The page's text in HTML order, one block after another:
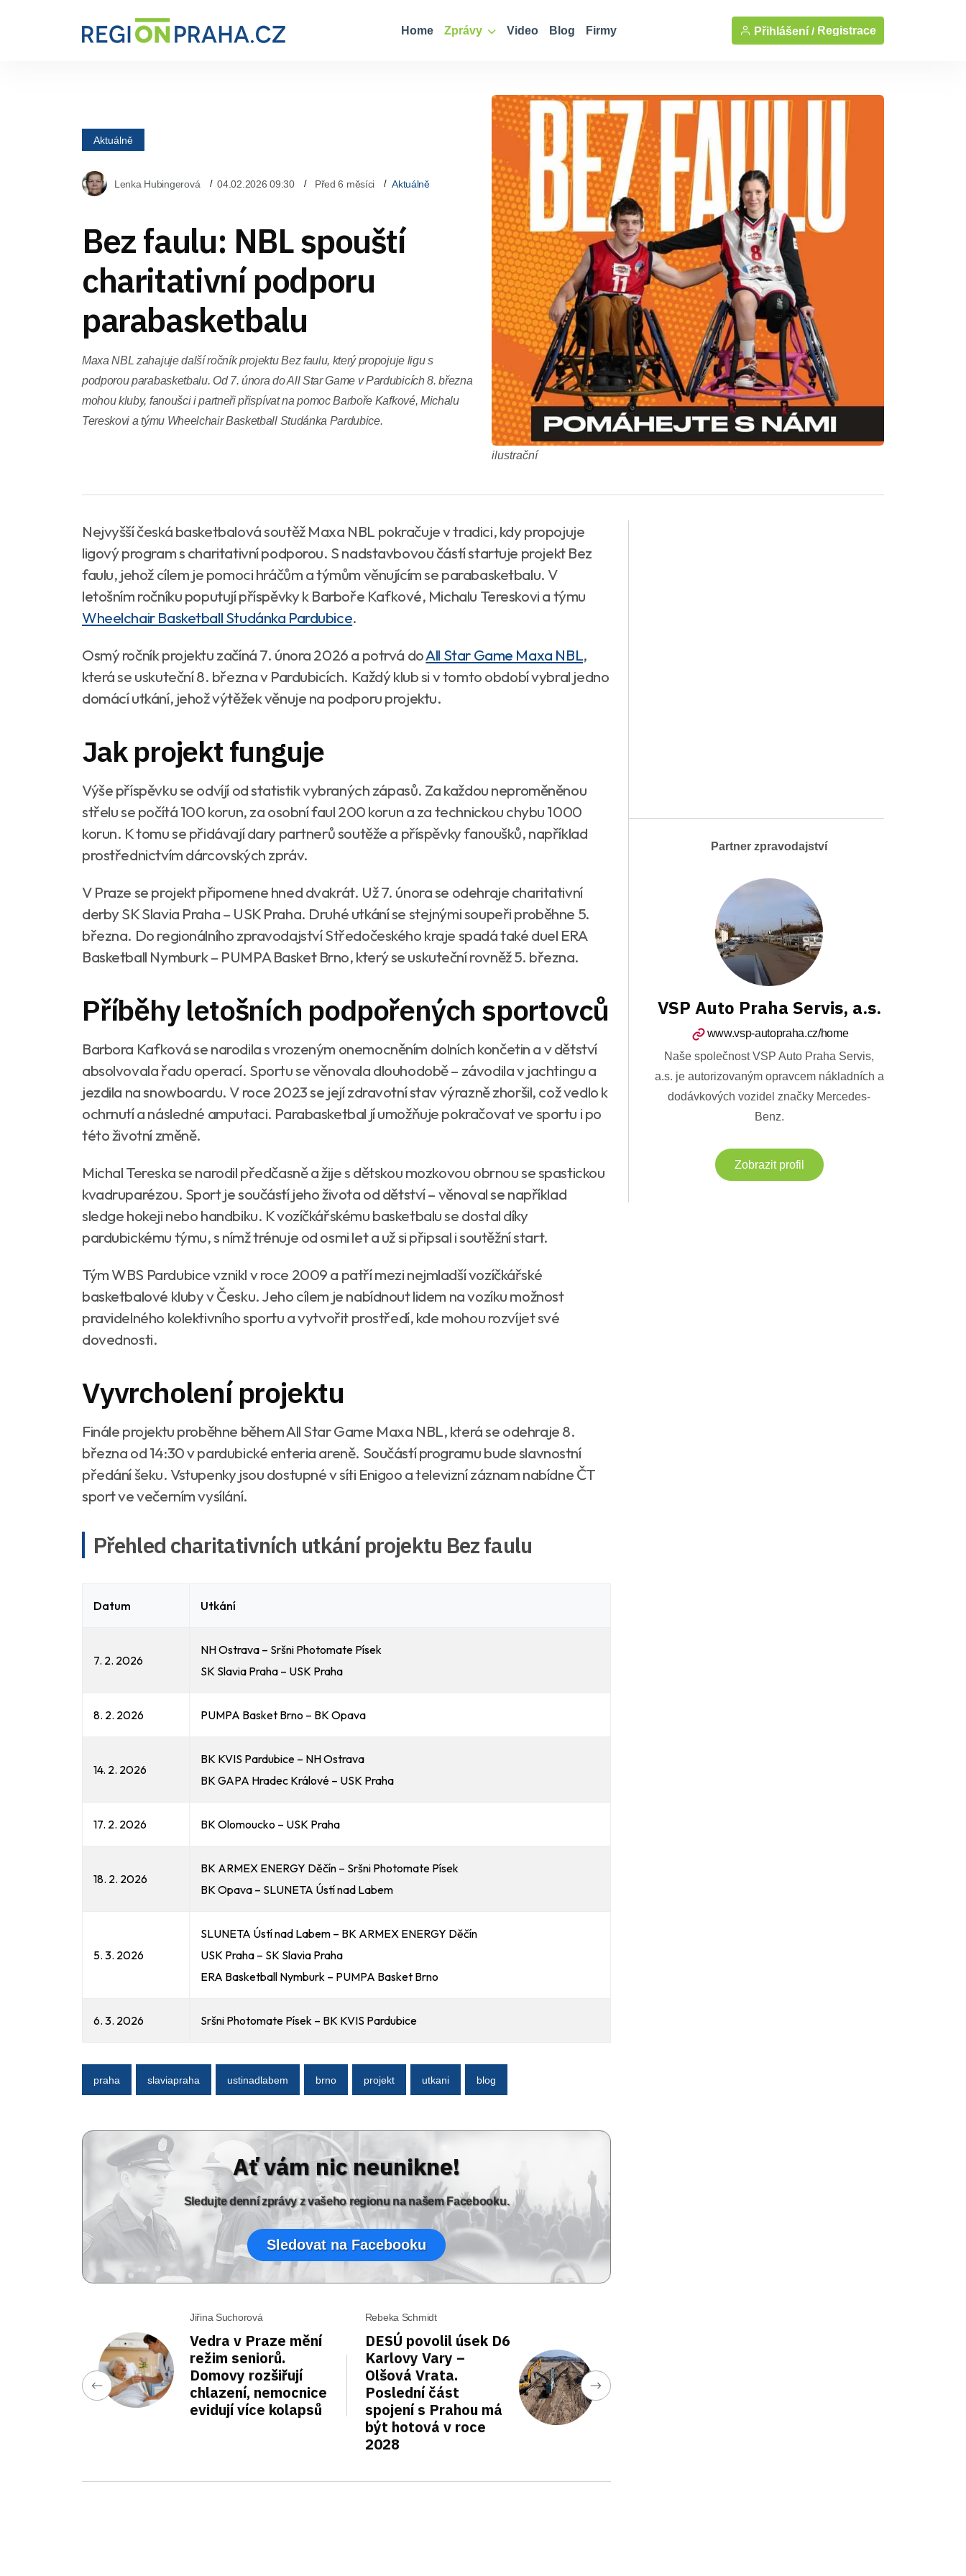
Home Zprávy Video Blog Firmy Přihlášení / Registrace
Aktuálně
Lenka Hubingerová 04.02.2026 09:30 Před 6 měsíci Aktuálně
Bez faulu: NBL spouští
charitativní podporu
parabasketbalu
Maxa NBL zahajuje další ročník projektu Bez faulu, který propojuje ligu s
podporou parabasketbalu. Od 7. února do All Star Game v Pardubicích 8. března
mohou kluby, fanoušci i partneři přispívat na pomoc Barboře Kafkové, Michalu
Tereskovi a týmu Wheelchair Basketball Studánka Pardubice.
ilustrační
Nejvyšší česká basketbalová soutěž Maxa NBL pokračuje v tradici, kdy propojuje
ligový program s charitativní podporou. S nadstavbovou částí startuje projekt Bez
faulu, jehož cílem je pomoci hráčům a týmům věnujícím se parabasketbalu. V
letošním ročníku poputují příspěvky k Barboře Kafkové, Michalu Tereskovi a týmu
Wheelchair Basketball Studánka Pardubice.
Osmý ročník projektu začíná 7. února 2026 a potrvá doAll Star Game Maxa NBL,
která se uskuteční 8. března v Pardubicích. Každý klub si v tomto období vybral jedno
domácí utkání, jehož výtěžek věnuje na podporu projektu.
Jak projekt funguje
Výše příspěvku se odvíjí od statistik vybraných zápasů. Za každou neproměněnou
střelu se počítá 100 korun, za osobní faul 200 korun a za technickou chybu 1000
korun. K tomu se přidávají dary partnerů soutěže a příspěvky fanoušků, například
prostřednictvím dárcovských zpráv.
V Praze se projekt připomene hned dvakrát. Už 7. února se odehraje charitativní
derby SK Slavia Praha – USK Praha. Druhé utkání se stejnými soupeři proběhne 5.
března. Do regionálního zpravodajství Středočeského kraje spadá také duel ERA
Basketball Nymburk – PUMPA Basket Brno, který se uskuteční rovněž 5. března.
Příběhy letošních podpořených sportovců
Barbora Kafková se narodila s vrozeným onemocněním dolních končetin a v dětství
absolvovala řadu operací. Sportu se věnovala dlouhodobě – závodila v jachtingu a
jezdila na snowboardu. V roce 2023 se její zdravotní stav výrazně zhoršil, což vedlo k
ochrnutí a následné amputaci. Parabasketbal jí umožňuje pokračovat ve sportu i po
této životní změně.
Michal Tereska se narodil předčasně a žije s dětskou mozkovou obrnou se spastickou
kvadruparézou. Sport je součástí jeho života od dětství – věnoval se například
sledge hokeji nebo handbiku. K vozíčkářskému basketbalu se dostal díky
pardubickému týmu, s nímž trénuje od osmi let a už si připsal i soutěžní start.
Tým WBS Pardubice vznikl v roce 2009 a patří mezi nejmladší vozíčkářské
basketbalové kluby v Česku. Jeho cílem je nabídnout lidem na vozíku možnost
pravidelného kolektivního sportu a vytvořit prostředí, kde mohou rozvíjet své
dovednosti.
Vyvrcholení projektu
Finále projektu proběhne během All Star Game Maxa NBL, která se odehraje 8.
března od 14:30 v pardubické enteria areně. Součástí programu bude slavnostní
předání šeku. Vstupenky jsou dostupné v síti Enigoo a televizní záznam nabídne ČT
sport ve večerním vysílání.
Přehled charitativních utkání projektu Bez faulu
Datum Utkání
7. 2. 2026
NH Ostrava – Sršni Photomate Písek
SK Slavia Praha – USK Praha
8. 2. 2026 PUMPA Basket Brno – BK Opava
14. 2. 2026
BK KVIS Pardubice – NH Ostrava
BK GAPA Hradec Králové – USK Praha
17. 2. 2026 BK Olomoucko – USK Praha
18. 2. 2026
BK ARMEX ENERGY Děčín – Sršni Photomate Písek
BK Opava – SLUNETA Ústí nad Labem
5. 3. 2026
SLUNETA Ústí nad Labem – BK ARMEX ENERGY Děčín
USK Praha – SK Slavia Praha
ERA Basketball Nymburk – PUMPA Basket Brno
6. 3. 2026 Sršni Photomate Písek – BK KVIS Pardubice
praha slaviapraha ustinadlabem brno projekt utkani blog
Ať vám nic neunikne!
Sledujte denní zprávy z vašeho regionu na našem Facebooku.
Sledovat na Facebooku
Jiřina Suchorová
Vedra v Praze mění
režim seniorů.
Domovy rozšiřují
chlazení, nemocnice
evidují více kolapsů
Rebeka Schmidt
DESÚ povolil úsek D6
Karlovy Vary –
Olšová Vrata.
Poslední část
spojení s Prahou má
být hotová v roce
2028
Partner zpravodajství
VSP Auto Praha Servis, a.s.
www.vsp-autopraha.cz/home
Naše společnost VSP Auto Praha Servis,
a.s. je autorizovaným opravcem nákladních a
dodávkových vozidel značky Mercedes-
Benz.
Zobrazit profil